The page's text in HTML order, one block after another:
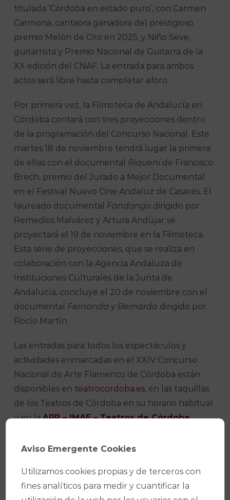
titulada ‘Córdoba en estado puro’, con Carmen
Carmona, cantaora ganadora del prestigioso
premio Melón de Oro en 2025, y Niño Seve,
guitarrista y Premio Nacional de Guitarra de la
XX edición del CNAF. La entrada para ambos
actos será libre hasta completar aforo.
Por primera vez, la Filmoteca de Andalucía en
Córdoba contará con tres proyecciones dentro
de la programación del Concurso Nacional. Este
martes 18 de noviembre tendrá lugar la primera
de ellas con el documental Riqueni de Francisco
Brech, premio del Jurado a Mejor Documental
en el Festival Nuevo Cine Andaluz de Casares. El
laureado documental Fandango dirigido por
Remedios Malvárez y Artura Andújar se
proyectará el 19 de noviembre en la Filmoteca.
Esta serie de proyecciones, que se realiza en
colaboración con la Agencia Andaluza de
Instituciones Culturales de la Junta de
Andalucía, concluye el 20 de noviembre con el
documental Fernanda y Bernarda dirigido por
Rocío Martín.
Las entradas para todos los espectáculos y
actividades enmarcadas en el XXIV Concurso
Nacional de Arte Flamenco de Córdoba están
disponibles en teatrocordoba.es, en las taquillas
de los Teatros de Córdoba en su horario habitual
y en laAPP – IMAE – Teatros de Córdoba,
Facebook
X WhatsApp
Email
Copy
Link
Aviso Emergente Cookies
Utilizamos cookies propias y de terceros con
fines analíticos para medir y cuantificar la